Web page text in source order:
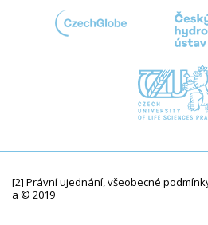
[2] Právní ujednání, všeobecné
a © 2019